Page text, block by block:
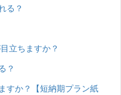
る？
立ちますか？
？
すか？【短納期プラン紙